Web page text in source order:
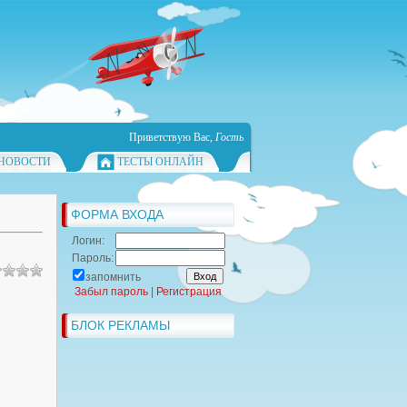
Приветствую Вас, Гость
ТЕСТЫ ОНЛАЙН
ФОРМА ВХОДА
Логин:
Пароль:
запомнить
Забыл пароль
Регистрация
БЛОК РЕКЛАМЫ